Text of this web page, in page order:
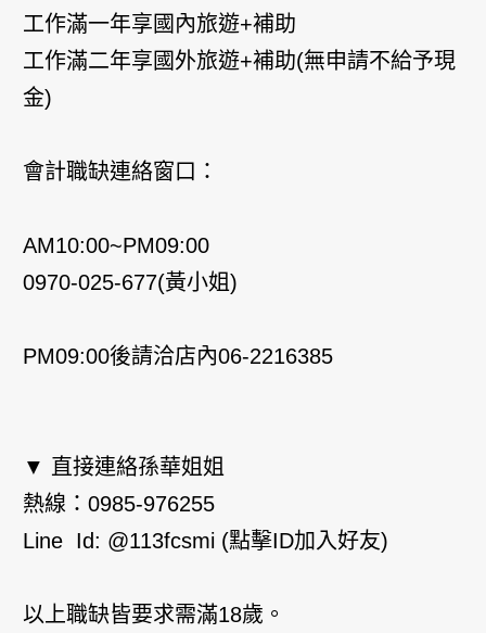
工作滿一年享國內旅遊+補助
工作滿二年享國外旅遊+補助(無申請不給予現
金)
會計職缺連絡窗口：
AM10:00~PM09:00
0970-025-677(黃小姐)
PM09:00後請洽店內06-2216385
▼ 直接連絡孫華姐姐
熱線：0985-976255
Line Id: @113fcsmi (點擊ID加入好友)
以上職缺皆要求需滿18歲。